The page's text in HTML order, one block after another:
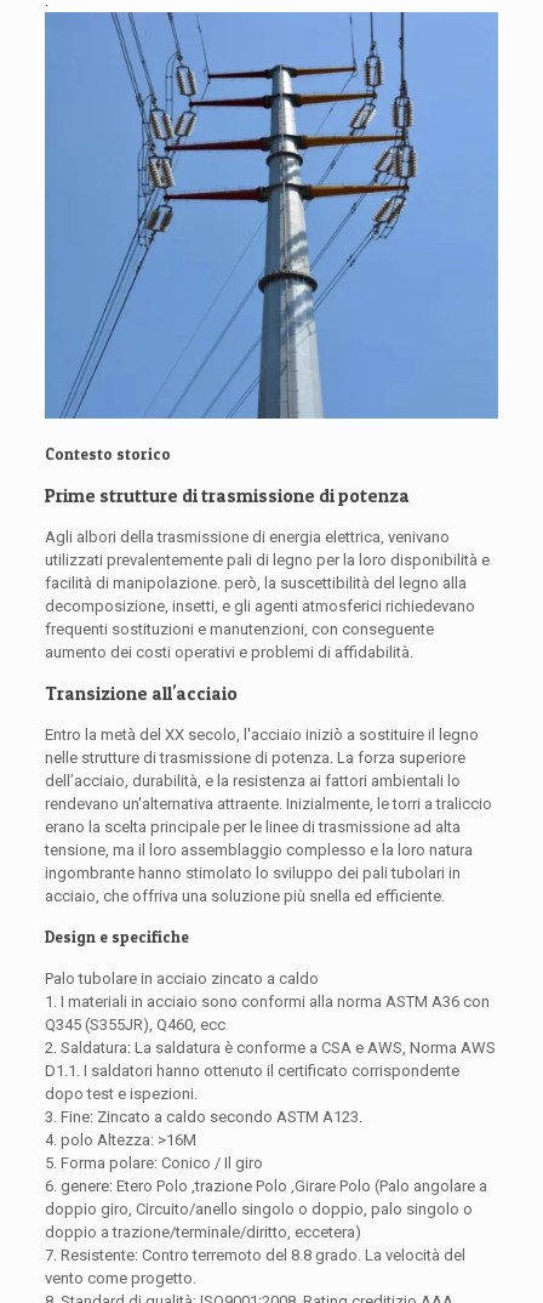
Contesto storico
Prime strutture di trasmissione di potenza
Agli albori della trasmissione di energia elettrica, venivano
utilizzati prevalentemente pali di legno per la loro disponibilità e
facilità di manipolazione. però, la suscettibilità del legno alla
decomposizione, insetti, e gli agenti atmosferici richiedevano
frequenti sostituzioni e manutenzioni, con conseguente
aumento dei costi operativi e problemi di affidabilità.
Transizione all'acciaio
Entro la metà del XX secolo, l'acciaio iniziò a sostituire il legno
nelle strutture di trasmissione di potenza. La forza superiore
dell’acciaio, durabilità, e la resistenza ai fattori ambientali lo
rendevano un'alternativa attraente. Inizialmente, le torri a traliccio
erano la scelta principale per le linee di trasmissione ad alta
tensione, ma il loro assemblaggio complesso e la loro natura
ingombrante hanno stimolato lo sviluppo dei pali tubolari in
acciaio, che offriva una soluzione più snella ed efficiente.
Design e specifiche
Palo tubolare in acciaio zincato a caldo
1. I materiali in acciaio sono conformi alla norma ASTM A36 con
Q345 (S355JR), Q460, ecc
2. Saldatura: La saldatura è conforme a CSA e AWS, Norma AWS
D1.1. I saldatori hanno ottenuto il certificato corrispondente
dopo test e ispezioni.
3. Fine: Zincato a caldo secondo ASTM A123.
4. polo Altezza: >16M
5. Forma polare: Conico / Il giro
6. genere: Etero Polo ,trazione Polo ,Girare Polo (Palo angolare a
doppio giro, Circuito/anello singolo o doppio, palo singolo o
doppio a trazione/terminale/diritto, eccetera)
7. Resistente: Contro terremoto del 8.8 grado. La velocità del
vento come progetto.